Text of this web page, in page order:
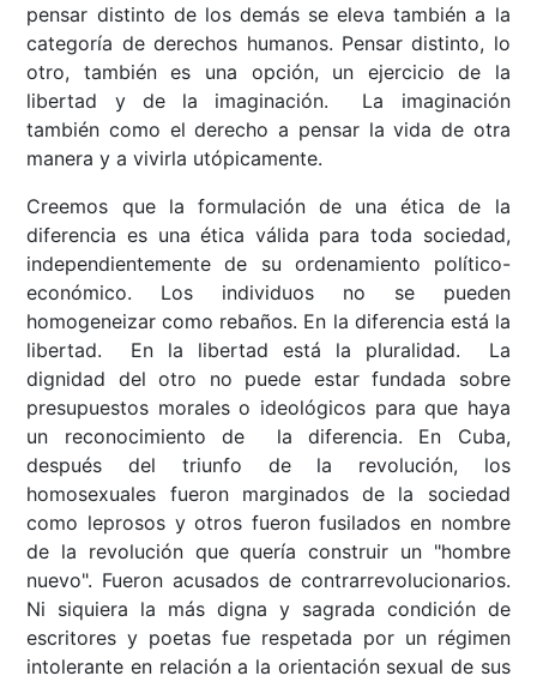
pensar distinto de los demás se eleva también a la
categoría de derechos humanos. Pensar distinto, lo
otro, también es una opción, un ejercicio de la
libertad y de la imaginación. La imaginación
también como el derecho a pensar la vida de otra
manera y a vivirla utópicamente.
Creemos que la formulación de una ética de la
diferencia es una ética válida para toda sociedad,
independientemente de su ordenamiento político-
económico. Los individuos no se pueden
homogeneizar como rebaños. En la diferencia está la
libertad. En la libertad está la pluralidad. La
dignidad del otro no puede estar fundada sobre
presupuestos morales o ideológicos para que haya
un reconocimiento de la diferencia. En Cuba,
después del triunfo de la revolución, los
homosexuales fueron marginados de la sociedad
como leprosos y otros fueron fusilados en nombre
de la revolución que quería construir un "hombre
nuevo". Fueron acusados de contrarrevolucionarios.
Ni siquiera la más digna y sagrada condición de
escritores y poetas fue respetada por un régimen
intolerante en relación a la orientación sexual de sus